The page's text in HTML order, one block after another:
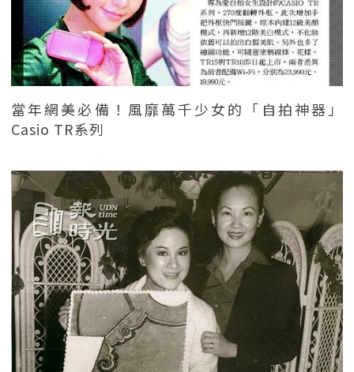
當年網美必備！風靡萬千少女的「自拍神器」
Casio TR系列